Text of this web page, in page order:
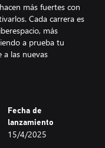
más fuertes con
Cada carrera es
más
a prueba tu
las nuevas
de poder, mejóralas
y usa puntos de
Fecha de
lanzamiento
15/4/2025